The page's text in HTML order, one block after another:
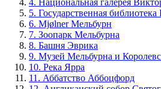
5. Государственная
6. Mjølner Мельбурн
7. Зоопарк Мельбурна
8. Башня Эврика
9. Музей Мельбурна и
10. Река Ярра
11. Аббатство Аббоцфорд